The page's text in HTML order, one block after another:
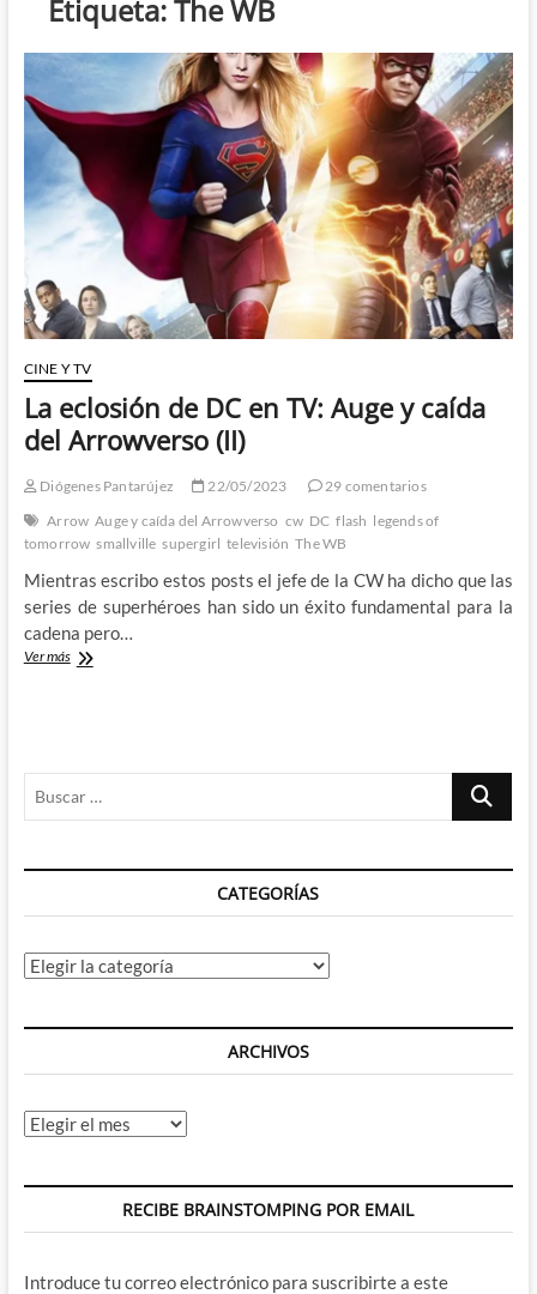
Etiqueta:The WB
CINE Y TV
La eclosión de DC en TV: Auge y caída
del Arrowverso (II)
Diógenes Pantarújez 22/05/2023
29 comentarios
Arrow Auge y caída del Arrowverso cw DC flash legends of
tomorrow smallville supergirl televisión The WB
Mientras escribo estos posts el jefe de la CW ha dicho que las
series de superhéroes han sido un éxito fundamental para la
cadena pero…
Ver másLa
y
Arrowverso
Buscar
CATEGORÍAS
Categorías
ARCHIVOS
Archivos
RECIBE BRAINSTOMPING POR EMAIL
Introduce tu correo electrónico para suscribirte a este